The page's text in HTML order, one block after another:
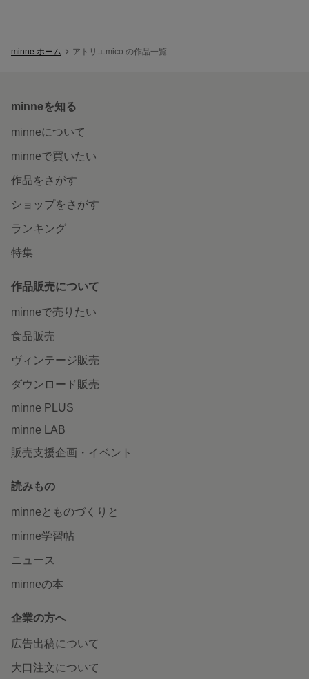
minne ホーム アトリエmico の作品一覧
minneを知る
minneについて
minneで買いたい
作品をさがす
ショップをさがす
ランキング
特集
作品販売について
minneで売りたい
食品販売
ヴィンテージ販売
ダウンロード販売
minne PLUS
minne LAB
販売支援企画・イベント
読みもの
minneとものづくりと
minne学習帖
ニュース
minneの本
企業の方へ
広告出稿について
大口注文について